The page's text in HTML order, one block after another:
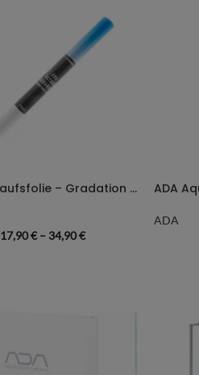
ADA Verlaufsfolie – Gradation Sheet
17,90€– 34,90€
ADA